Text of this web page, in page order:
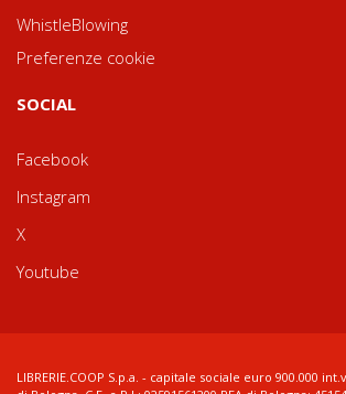
WhistleBlowing
Preferenze cookie
SOCIAL
Facebook
Instagram
X
Youtube
LIBRERIE.COOP S.p.a. - capitale sociale euro 900.000